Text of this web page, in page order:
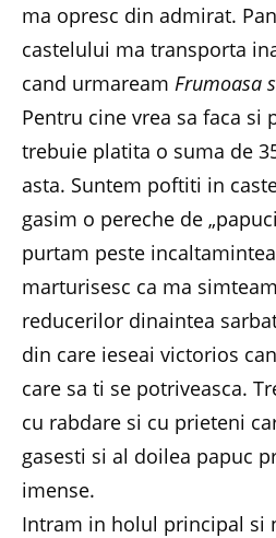
ma opresc din admirat.
castelului ma transporta
cand urmaream Frumoasa
Pentru cine vrea sa faca si
trebuie platita o suma de
asta. Suntem poftiti in
gasim o pereche de
purtam peste
marturisesc ca ma
reducerilor dinaintea
din care ieseai victorios
care sa ti se potriveasca.
cu rabdare si cu prieteni
gasesti si al doilea papuc
imense.
Intram in holul principal si